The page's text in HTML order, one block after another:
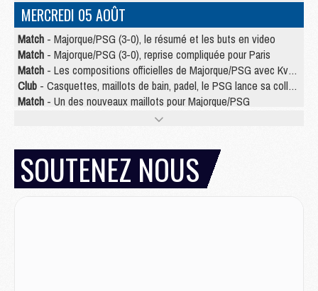
MERCREDI 05 AOÛT
Match - Majorque/PSG (3-0), le résumé et les buts en video
Match - Majorque/PSG (3-0), reprise compliquée pour Paris
Match - Les compositions officielles de Majorque/PSG avec Kvara et de nombreux jeunes
Club - Casquettes, maillots de bain, padel, le PSG lance sa collection été
Match - Un des nouveaux maillots pour Majorque/PSG
- Le PSG prépare une nouvelle offre pour Suzuki
Match- Le groupe pour Majorque/PSG avec 11 absents
Mercato- Le PSG officialise un quatrième prêt
Mercato- Liverpool ne veut pas que Barcola au PSG
SOUTENEZ NOUS